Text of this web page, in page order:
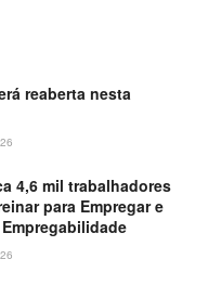
reaberta nesta
4,6 mil trabalhadores
para Empregar e